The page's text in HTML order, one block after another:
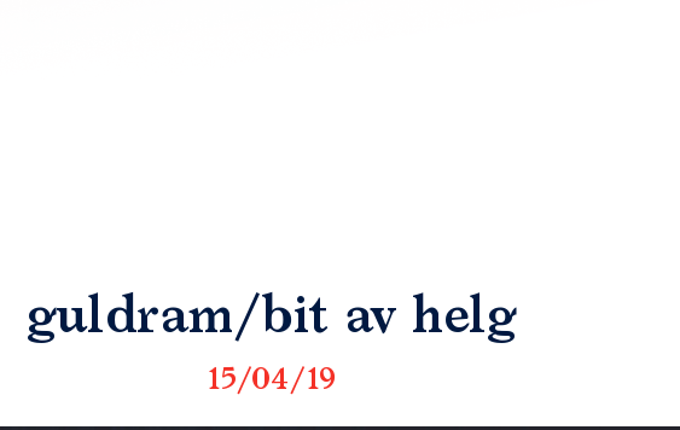
guldram/bit av helg
15/04/19